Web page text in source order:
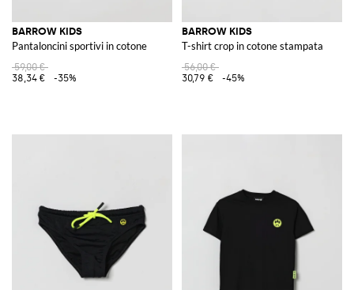
BARROW KIDS
Pantaloncini sportivi in cotone
59,00 €
38,34 €
-35%
BARROW KIDS
T-shirt crop in cotone stampata
56,00 €
30,79 €
-45%